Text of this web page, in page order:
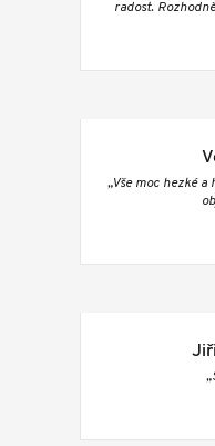
radost.
„Vše moc hezké